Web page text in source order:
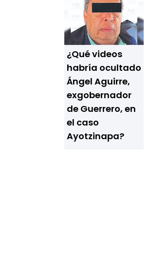
¿Qué videos
habría ocultado
Ángel Aguirre,
exgobernador
de Guerrero, en
el caso
Ayotzinapa?